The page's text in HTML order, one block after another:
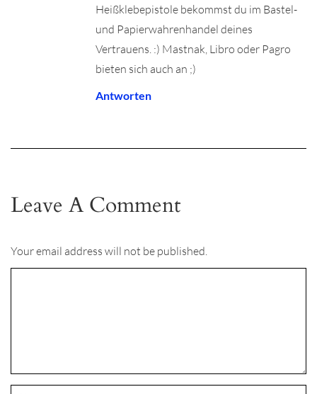
Heißklebepistole bekommst du im Bastel-
und Papierwahrenhandel deines
Vertrauens. :) Mastnak, Libro oder Pagro
bieten sich auch an ;)
Antworten
Leave A Comment
Your email address will not be published.